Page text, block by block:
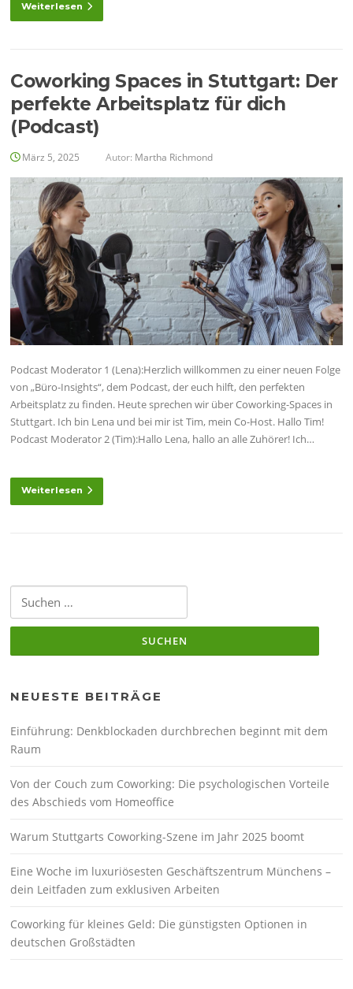
Weiterlesen
Coworking Spaces in Stuttgart: Der
perfekte Arbeitsplatz für dich
(Podcast)
März 5, 2025 Autor: Martha Richmond
Podcast Moderator 1 (Lena):Herzlich willkommen zu einer neuen Folge
von „Büro-Insights“, dem Podcast, der euch hilft, den perfekten
Arbeitsplatz zu finden. Heute sprechen wir über Coworking-Spaces in
Stuttgart. Ich bin Lena und bei mir ist Tim, mein Co-Host. Hallo Tim!
Podcast Moderator 2 (Tim):Hallo Lena, hallo an alle Zuhörer! Ich…
Weiterlesen
nach:
NEUESTE BEITRÄGE
Einführung: Denkblockaden durchbrechen beginnt mit dem
Raum
Von der Couch zum Coworking: Die psychologischen Vorteile
des Abschieds vom Homeoffice
Warum Stuttgarts Coworking-Szene im Jahr 2025 boomt
Eine Woche im luxuriösesten Geschäftszentrum Münchens –
dein Leitfaden zum exklusiven Arbeiten
Coworking für kleines Geld: Die günstigsten Optionen in
deutschen Großstädten